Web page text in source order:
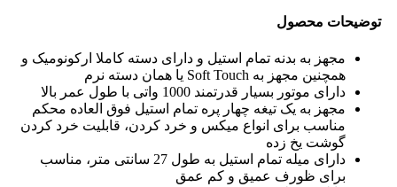
توضیحات محصول
مجهز به بدنه تمام استیل و دارای دسته کاملا ارکونومیک و
همچنین مجهز به Soft Touch یا همان دسته نرم
دارای موتور بسیار قدرتمند 1000 واتی با طول عمر بالا
مجهز به یک تیغه چهار پره تمام استیل فوق العاده محکم
مناسب برای انواع میکس و خرد کردن، قابلیت خرد کردن
گوشت یخ زده
دارای میله تمام استیل به طول 27 سانتی متر، مناسب
برای ظورف عمیق و کم عمق